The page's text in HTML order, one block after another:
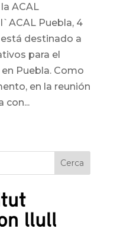
ACAL
Puebla, 4
destinado a
para el
Puebla. Como
en la reunión
con...
Cerca